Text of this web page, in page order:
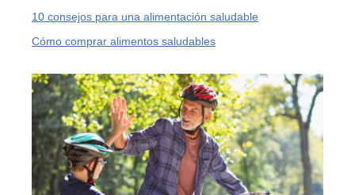
nutrición
ejercicio
físico)
10 consejos para una alimentación saludable
Cómo comprar alimentos saludables